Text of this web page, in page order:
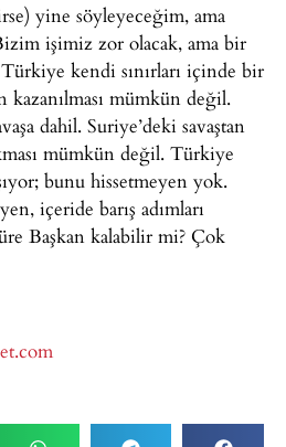
yine söyleyeceğim, ama
işimiz zor olacak, ama bir
kendi sınırları içinde bir
kazanılması mümkün değil.
dahil. Suriye’deki savaştan
mümkün değil. Türkiye
bunu hissetmeyen yok.
içeride barış adımları
Başkan kalabilir mi? Çok